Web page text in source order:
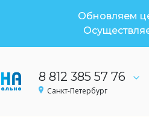
Обновляем
8 812 385 57 76
Санкт-Петербург